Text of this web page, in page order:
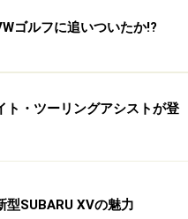
ゴルフに追いついたか!?
ト・ツーリングアシストが登
型SUBARU XVの魅力